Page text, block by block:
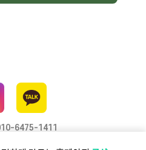
6475-1411
LOGO. All Rights reserved